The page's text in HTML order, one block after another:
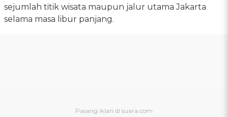
sejumlah titik wisata maupun jalur utama Jakarta
selama masa libur panjang.